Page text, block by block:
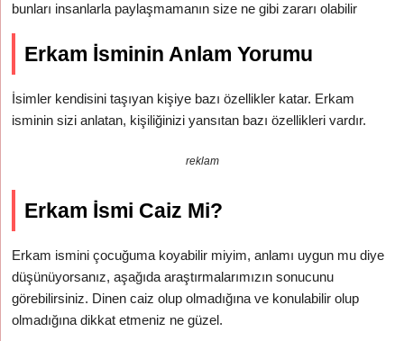
bunları insanlarla paylaşmamanın size ne gibi zararı olabilir
Erkam İsminin Anlam Yorumu
İsimler kendisini taşıyan kişiye bazı özellikler katar. Erkam
isminin sizi anlatan, kişiliğinizi yansıtan bazı özellikleri vardır.
reklam
Erkam İsmi Caiz Mi?
Erkam ismini çocuğuma koyabilir miyim, anlamı uygun mu diye
düşünüyorsanız, aşağıda araştırmalarımızın sonucunu
görebilirsiniz. Dinen caiz olup olmadığına ve konulabilir olup
olmadığına dikkat etmeniz ne güzel.